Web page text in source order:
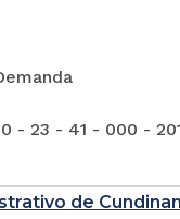
- 23 - 41 - 000 -
de